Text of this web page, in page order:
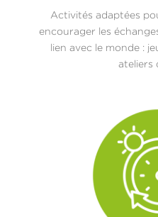
Activités adaptées
encourager les
lien avec le monde :
ateliers